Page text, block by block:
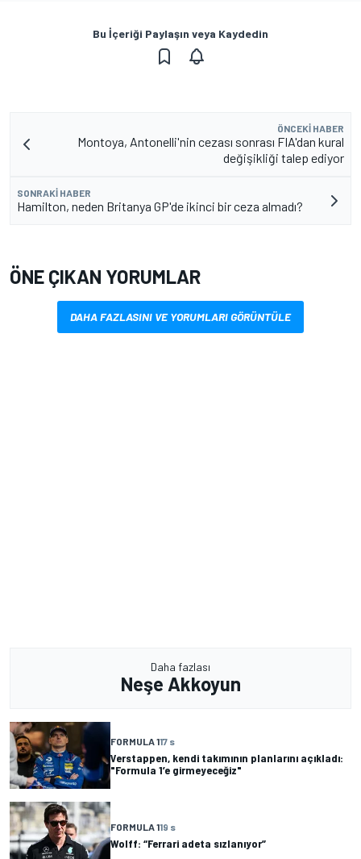
Bu İçeriği Paylaşın veya Kaydedin
ÖNCEKI HABER
Montoya, Antonelli'nin cezası sonrası FIA'dan kural
değişikliği talep ediyor
SONRAKI HABER
Hamilton, neden Britanya GP'de ikinci bir ceza almadı?
ÖNE ÇIKAN YORUMLAR
DAHA FAZLASINI VE YORUMLARI GÖRÜNTÜLE
Daha fazlası
Neşe Akkoyun
FORMULA 117 s
Verstappen, kendi takımının planlarını açıkladı:
"Formula 1’e girmeyeceğiz"
FORMULA 119 s
Wolff: “Ferrari adeta sızlanıyor”